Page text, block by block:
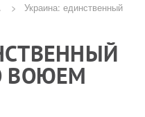
Украина: единственный
ВОЮЕМ